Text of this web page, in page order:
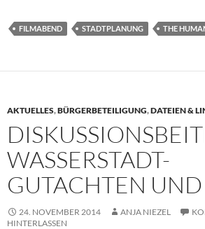
FILMABEND STADTPLANUNG THE
AKTUELLES,BÜRGERBETEILIGUNG,DATEIEN &
WASSERSTADT-
GUTACHTEN
24. NOVEMBER 2014 ANJA NIEZEL
HINTERLASSEN